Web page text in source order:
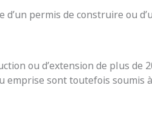
permis de construire ou
ou d’extension de plus de
emprise sont toutefois